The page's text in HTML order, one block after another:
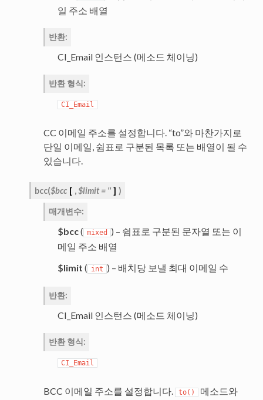
일 주소 배열
반환:
CI_Email 인스턴스 (메소드 체이닝)
반환 형식:
CI_Email
CC 이메일 주소를 설정합니다. “to”와 마찬가지로
단일 이메일, 쉼표로 구분된 목록 또는 배열이 될 수
있습니다.
bcc($bcc [ ,$limit = '' ] )
매개변수:
$bcc( mixed ) – 쉼표로 구분된 문자열 또는 이
메일 주소 배열
$limit ( int ) – 배치당 보낼 최대 이메일 수
반환:
CI_Email 인스턴스 (메소드 체이닝)
반환 형식:
CI_Email
BCC 이메일 주소를 설정합니다. to() 메소드와